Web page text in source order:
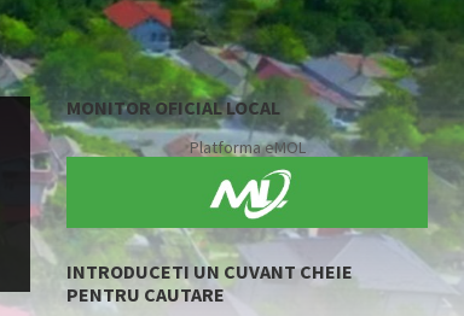
MONITOR OFICIAL LOCAL
Platforma eMOL
INTRODUCETI UN CUVANT CHEIE
PENTRU CAUTARE